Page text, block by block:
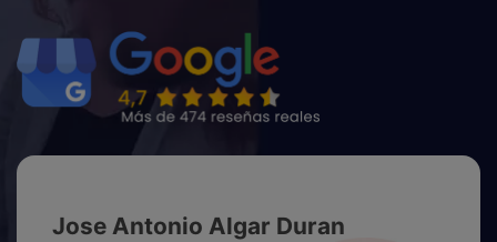
Jose Antonio Algar Duran